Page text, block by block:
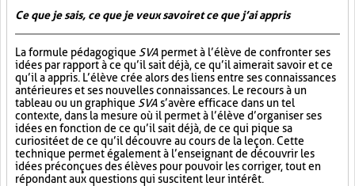
Ce que je sais, ce que je veux savoir et ce que j’ai appris
La formule pédagogique SVA permet à l’élève de confronter ses
idées par rapport à ce qu’il sait déjà, ce qu’il aimerait savoir et ce
qu’il a appris. L’élève crée alors des liens entre ses connaissances
antérieures et ses nouvelles connaissances. Le recours à un
tableau ou un graphique SVA s’avère efficace dans un tel
contexte, dans la mesure où il permet à l’élève d’organiser ses
idées en fonction de ce qu’il sait déjà, de ce qui pique sa
curiosité et de ce qu’il découvre au cours de la leçon. Cette
technique permet également à l’enseignant de découvrir les
idées préconçues des élèves pour pouvoir les corriger, tout en
répondant aux questions qui suscitent leur intérêt.